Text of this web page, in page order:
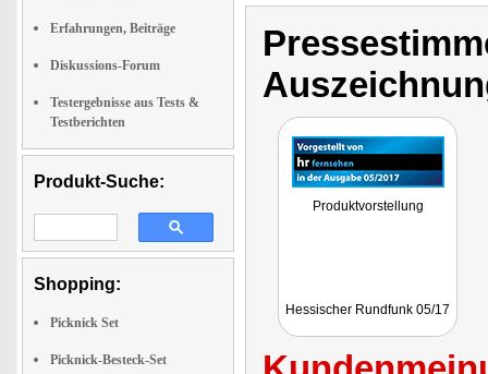
Erfahrungen, Beiträge
Diskussions-Forum
Testergebnisse aus Tests &
Testberichten
Produkt-Suche:
Shopping:
Picknick Set
Picknick-Besteck-Set
Produktvorstellung
Hessischer Rundfunk 05/17